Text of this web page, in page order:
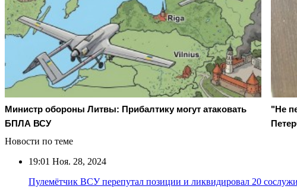
Министр обороны Литвы: Прибалтику могут атаковать
БПЛА ВСУ
"Не
Новости по теме
19:01 Ноя. 28, 2024
Пулемётчик ВСУ перепутал позиции и ликвидировал 20